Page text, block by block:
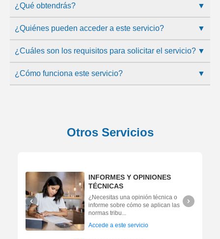
¿Qué obtendrás? ▼
¿Quiénes pueden acceder a este servicio? ▼
¿Cuáles son los requisitos para solicitar el servicio? ▼
¿Cómo funciona este servicio? ▼
Otros Servicios
INFORMES Y OPINIONES
TÉCNICAS
¿Necesitas una opinión técnica o
informe sobre cómo se aplican las
normas tribu...
Accede a este servicio